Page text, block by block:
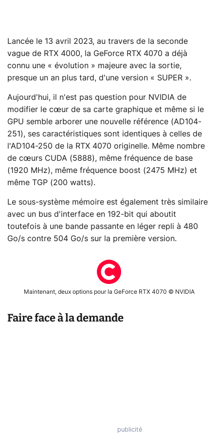
Lancée le 13 avril 2023, au travers de la seconde
vague de RTX 4000, la GeForce RTX 4070 a déjà
connu une « évolution » majeure avec la sortie,
presque un an plus tard, d'une version « SUPER ».
Aujourd'hui, il n'est pas question pour NVIDIA de
modifier le cœur de sa carte graphique et même si le
GPU semble arborer une nouvelle référence (AD104-
251), ses caractéristiques sont identiques à celles de
l'AD104-250 de la RTX 4070 originelle. Même nombre
de cœurs CUDA (5888), même fréquence de base
(1920 MHz), même fréquence boost (2475 MHz) et
même TGP (200 watts).
Le sous-système mémoire est également très similaire
avec un bus d'interface en 192-bit qui aboutit
toutefois à une bande passante en léger repli à 480
Go/s contre 504 Go/s sur la première version.
Maintenant, deux options pour la GeForce RTX 4070 © NVIDIA
Faire face à la demande